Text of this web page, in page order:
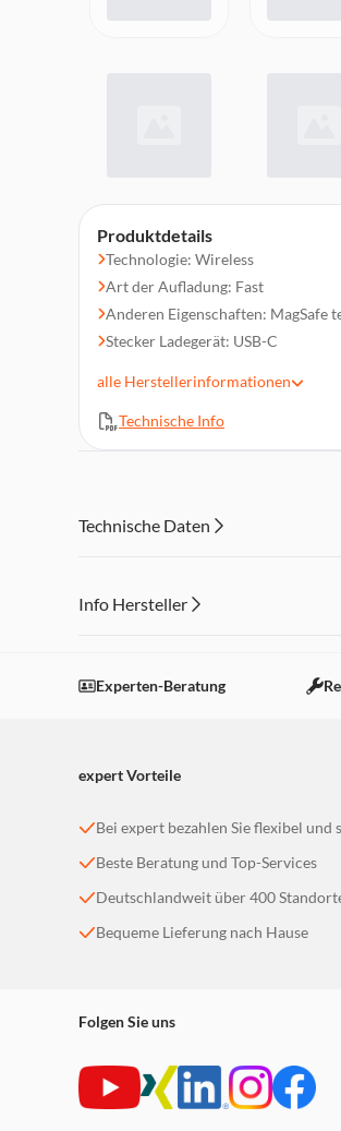
Produktdetails
Technologie: Wireless
Art der Aufladung: Fast
Anderen Eigenschaften: MagSafe
Stecker Ladegerät: USB-C
alle Herstellerinformationen
Technische Info
Technische Daten
Info Hersteller
Einstellungen anpassen
Experten-Beratung
expert Vorteile
Bei expert bezahlen Sie flexibel und
Beste Beratung und Top-Services
Deutschlandweit über 400
Bequeme Lieferung nach Hause
Folgen Sie uns